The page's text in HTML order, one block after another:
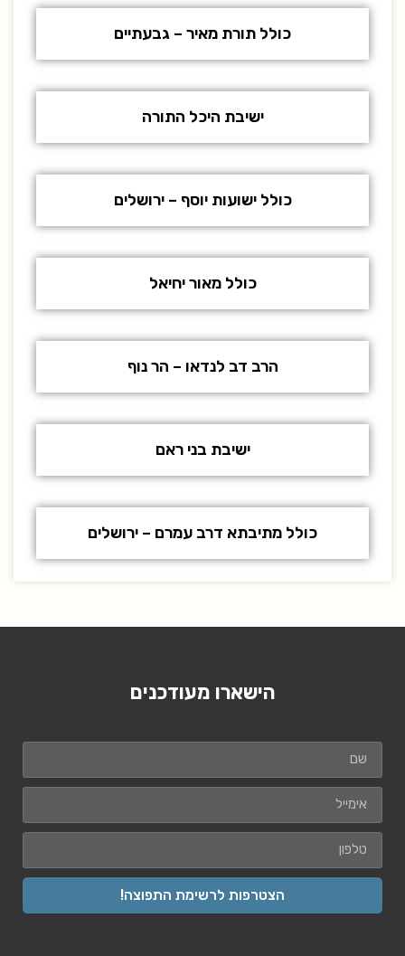
כולל תורת מאיר – גבעתיים
ישיבת היכל התורה
כולל ישועות יוסף – ירושלים
כולל מאור יחיאל
הרב דב לנדאו – הר נוף
ישיבת בני ראם
כולל מתיבתא דרב עמרם – ירושלים
הישארו מעודכנים
הצטרפות לרשימת התפוצה!